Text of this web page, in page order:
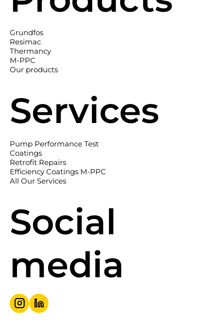
Grundfos
Resimac
Thermancy
M-PPC
Our products
Services
Pump Performance Test
Coatings
Retrofit Repairs
Efficiency Coatings M-PPC
All Our Services
Social
media